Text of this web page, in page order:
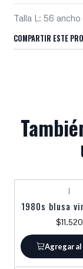
Talla L: 56
COMPARTIR ESTE
|
1980s blusa
$11.520
Agregar al